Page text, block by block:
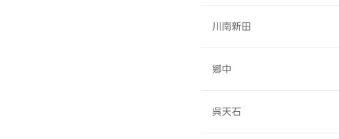
川南新田
郷中
呉天石